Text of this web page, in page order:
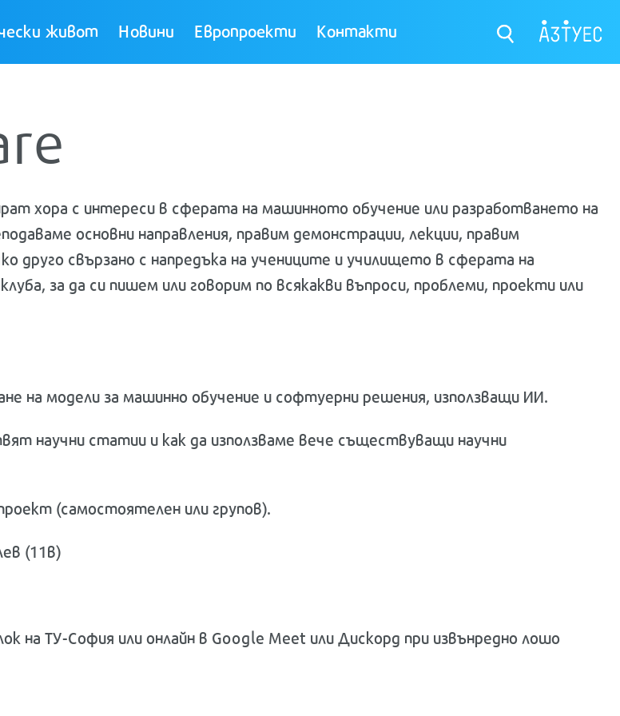
живот Новини Европроекти Контакти
хора с интереси в сферата на машинното обучение или разработването на
основни направления, правим демонстрации, лекции, правим
друго свързано с напредъка на учениците и училището в сферата на
за да си пишем или говорим по всякакви въпроси, проблеми, проекти или
на модели за машинно обучение и софтуерни решения, използващи ИИ.
научни статии и как да използваме вече съществуващи научни
(самостоятелен или групов).
(11в)
на ТУ-София или онлайн в Google Meet или Дискорд при извънредно лошо